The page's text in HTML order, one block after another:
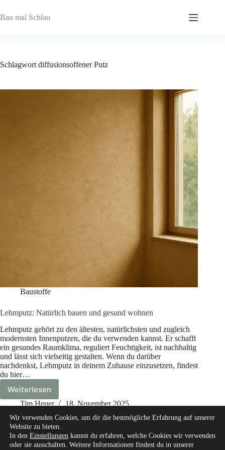
Inhalt
springen
Bau mal Schlau
Schlagwort diffusionsoffener Putz
Baustoffe
Lehmputz: Natürlich bauen und gesund wohnen
Lehmputz gehört zu den ältesten, natürlichsten und zugleich
modernsten Innenputzen, die du verwenden kannst. Er schafft
ein gesundes Raumklima, reguliert Feuchtigkeit, ist nachhaltig
und lässt sich vielseitig gestalten. Wenn du darüber
nachdenkst, Lehmputz in deinem Zuhause einzusetzen, findest
du hier…
Weiterlesen
Lehmputz:
Natürlich
und
gesund
wohnen
Tim Heuer 18. November 2025
Wir verwenden Cookies, um dir die bestmögliche Erfahrung auf unserer
Website zu bieten.
In den Einstellungen kannst du erfahren, welche Cookies wir verwenden
oder sie ausschalten. Weitere Informationen findest du in unserer